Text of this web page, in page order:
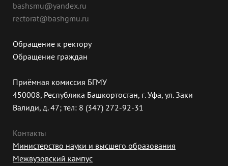
bashsmu@yandex.ru
rectorat@bashgmu.ru
Обращение к ректору
Обращение граждан
Приёмная комиссия БГМУ
450008, Республика Башкортостан, г. Уфа, ул. Заки
Валиди, д. 47; тел: 8 (347) 272-92-31
Контакты
Министерство науки и высшего образования
Межвузовский кампус